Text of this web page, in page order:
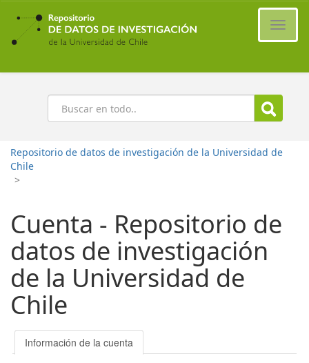
Ir
contenido
principal
Buscar
Repositorio de datos de investigación de la Universidad de
Chile
>
Cuenta - Repositorio de
datos de investigación
de la Universidad de
Chile
Información de la cuenta